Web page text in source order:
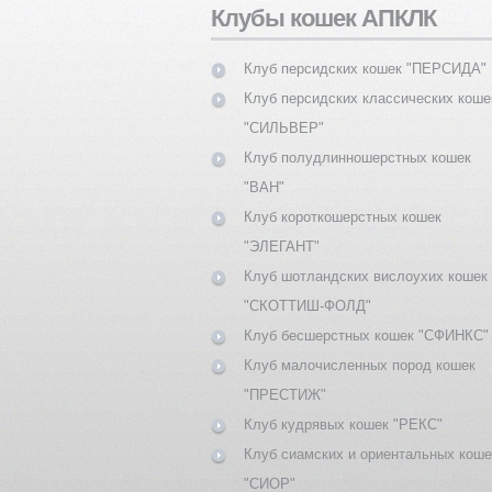
Клубы кошек АПКЛК
Клуб персидских кошек "ПЕРСИДА"
Клуб персидских классических
"СИЛЬВЕР"
Клуб полудлинношерстных кошек
"ВАН"
Клуб короткошерстных кошек
"ЭЛЕГАНТ"
Клуб шотландских вислоухих кошек
"СКОТТИШ-ФОЛД"
Клуб бесшерстных кошек "СФИНКС"
Клуб малочисленных пород кошек
"ПРЕСТИЖ"
Клуб кудрявых кошек "РЕКС"
Клуб сиамских и ориентальных
"СИОР"